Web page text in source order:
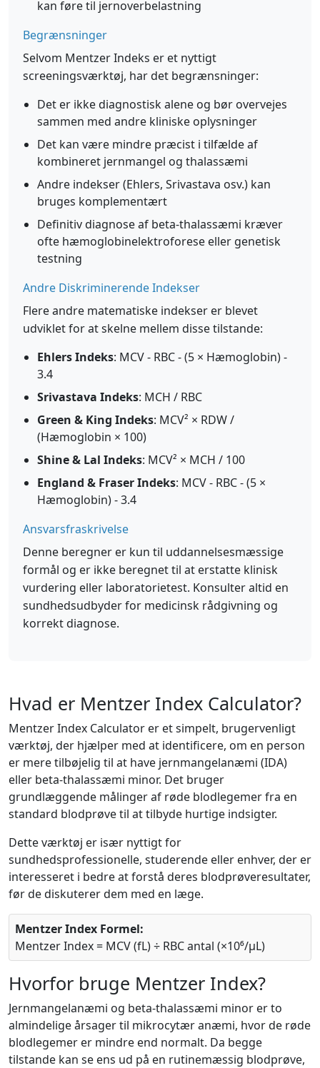
kan føre til jernoverbelastning
Begrænsninger
Selvom Mentzer Indeks er et nyttigt
screeningsværktøj, har det begrænsninger:
Det er ikke diagnostisk alene og bør overvejes
sammen med andre kliniske oplysninger
Det kan være mindre præcist i tilfælde af
kombineret jernmangel og thalassæmi
Andre indekser (Ehlers, Srivastava osv.) kan
bruges komplementært
Definitiv diagnose af beta-thalassæmi kræver
ofte hæmoglobinelektroforese eller genetisk
testning
Andre Diskriminerende Indekser
Flere andre matematiske indekser er blevet
udviklet for at skelne mellem disse tilstande:
Ehlers Indeks: MCV - RBC - (5 × Hæmoglobin) -
3.4
Srivastava Indeks: MCH / RBC
Green & King Indeks: MCV² × RDW /
(Hæmoglobin × 100)
Shine & Lal Indeks: MCV² × MCH / 100
England & Fraser Indeks: MCV - RBC - (5 ×
Hæmoglobin) - 3.4
Ansvarsfraskrivelse
Denne beregner er kun til uddannelsesmæssige
formål og er ikke beregnet til at erstatte klinisk
vurdering eller laboratorietest. Konsulter altid en
sundhedsudbyder for medicinsk rådgivning og
korrekt diagnose.
Hvad er Mentzer Index Calculator?
Mentzer Index Calculator er et simpelt, brugervenligt
værktøj, der hjælper med at identificere, om en person
er mere tilbøjelig til at have jernmangelanæmi (IDA)
eller beta-thalassæmi minor. Det bruger
grundlæggende målinger af røde blodlegemer fra en
standard blodprøve til at tilbyde hurtige indsigter.
Dette værktøj er især nyttigt for
sundhedsprofessionelle, studerende eller enhver, der er
interesseret i bedre at forstå deres blodprøveresultater,
før de diskuterer dem med en læge.
Mentzer Index Formel:
Mentzer Index = MCV (fL) ÷ RBC antal (×10⁶/μL)
Hvorfor bruge Mentzer Index?
Jernmangelanæmi og beta-thalassæmi minor er to
almindelige årsager til mikrocytær anæmi, hvor de røde
blodlegemer er mindre end normalt. Da begge
tilstande kan se ens ud på en rutinemæssig blodprøve,